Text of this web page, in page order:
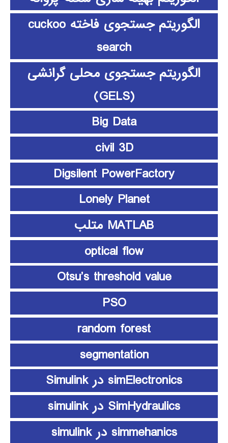
الگوریتم جستجوی فاخته cuckoo
search
الگوریتم جستجوی محلی گرانشی
(GELS)
Big Data
civil 3D
Digsilent PowerFactory
Lonely Planet
MATLAB متلب
optical flow
Otsu’s threshold value
PSO
random forest
segmentation
simElectronics در Simulink
SimHydraulics در simulink
simmehanics در simulink